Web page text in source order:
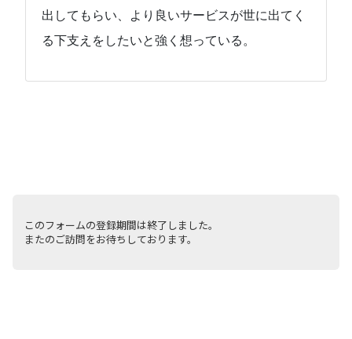
出してもらい、より良いサービスが世に出てく
る下支えをしたいと強く想っている。